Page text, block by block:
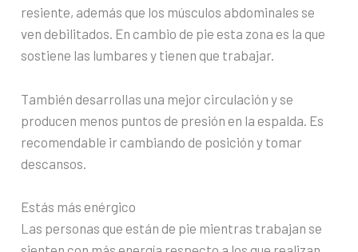
resiente, además que los músculos abdominales se
ven debilitados. En cambio de pie esta zona es la que
sostiene las lumbares y tienen que trabajar.
También desarrollas una mejor circulación y se
producen menos puntos de presión en la espalda. Es
recomendable ir cambiando de posición y tomar
descansos.
Estás más enérgico
Las personas que están de pie mientras trabajan se